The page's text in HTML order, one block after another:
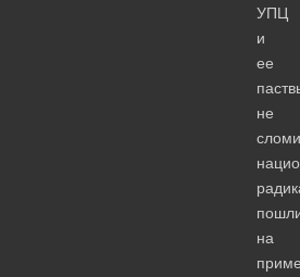
УПЦ
и
ее
не
на